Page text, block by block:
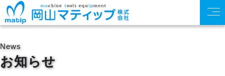
News
お知らせ